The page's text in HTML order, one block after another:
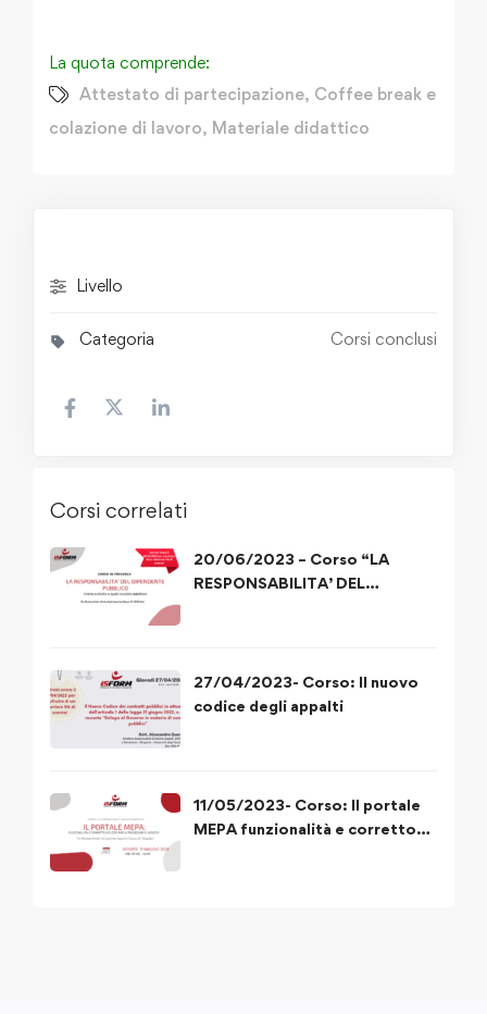
La quota comprende:
Attestato di partecipazione, Coffee break e
colazione di lavoro, Materiale didattico
Livello
Categoria Corsi conclusi
Corsi correlati
20/06/2023 – Corso “LA
RESPONSABILITA’ DEL
27/04/2023- Corso: Il nuovo
codice degli appalti
11/05/2023- Corso: Il portale
MEPA funzionalità e corretto